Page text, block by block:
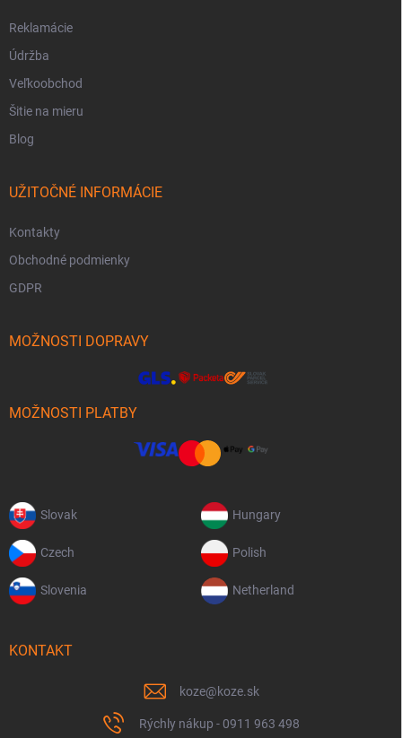
Reklamácie
Údržba
Veľkoobchod
Šitie na mieru
Blog
UŽITOČNÉ INFORMÁCIE
Kontakty
Obchodné podmienky
GDPR
MOŽNOSTI DOPRAVY
MOŽNOSTI PLATBY
Slovak Hungary
Czech Polish
Slovenia Netherland
KONTAKT
koze@koze.sk
Rýchly nákup - 0911 963 498